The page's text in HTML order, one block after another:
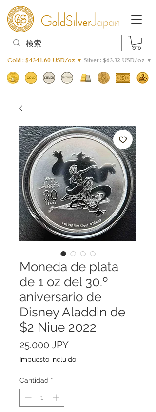
Gold : $4341.60 USD/oz ▼ Silver : $63.32 USD/oz ▼
Moneda de plata
de 1 oz del 30.º
aniversario de
Disney Aladdin de
$2 Niue 2022
25.000 JPYPrecio
Impuesto incluido
Cantidad *